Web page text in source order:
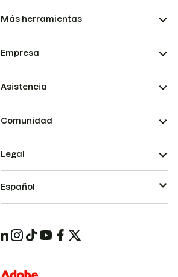
Más herramientas
Empresa
Asistencia
Comunidad
Legal
Español